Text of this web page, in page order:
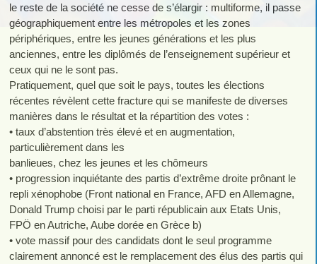
le reste de la société ne cesse de s’élargir : multiforme, il passe
géographiquement entre les métropoles et les zones
périphériques, entre les jeunes générations et les plus
anciennes, entre les diplômés de l’enseignement supérieur et
ceux qui ne le sont pas.
Pratiquement, quel que soit le pays, toutes les élections
récentes révèlent cette fracture qui se manifeste de diverses
manières dans le résultat et la répartition des votes :
• taux d’abstention très élevé et en augmentation,
particulièrement dans les
banlieues, chez les jeunes et les chômeurs
• progression inquiétante des partis d’extrême droite prônant le
repli xénophobe (Front national en France, AFD en Allemagne,
Donald Trump choisi par le parti républicain aux Etats Unis,
FPÖ en Autriche, Aube dorée en Grèce b)
• vote massif pour des candidats dont le seul programme
clairement annoncé est le remplacement des élus des partis qui